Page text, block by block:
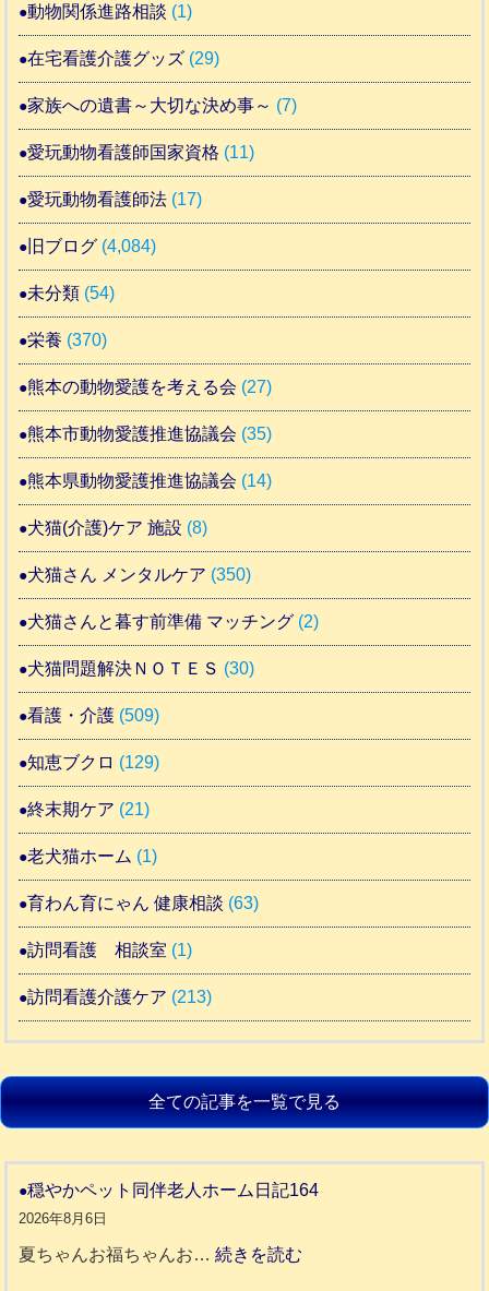
動物関係進路相談 (1)
在宅看護介護グッズ (29)
家族への遺書～大切な決め事～ (7)
愛玩動物看護師国家資格 (11)
愛玩動物看護師法 (17)
旧ブログ (4,084)
未分類 (54)
栄養 (370)
熊本の動物愛護を考える会 (27)
熊本市動物愛護推進協議会 (35)
熊本県動物愛護推進協議会 (14)
犬猫(介護)ケア 施設 (8)
犬猫さん メンタルケア (350)
犬猫さんと暮す前準備 マッチング (2)
犬猫問題解決ＮＯＴＥＳ (30)
看護・介護 (509)
知恵ブクロ (129)
終末期ケア (21)
老犬猫ホーム (1)
育わん育にゃん 健康相談 (63)
訪問看護 相談室 (1)
訪問看護介護ケア (213)
全ての記事を一覧で見る
穏やかペット同伴老人ホーム日記164
2026年8月6日
夏ちゃんお福ちゃんお…続きを読む